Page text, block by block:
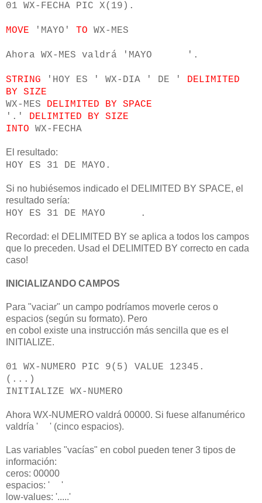
01 WX-FECHA PIC X(19).
MOVE 'MAYO' TO WX-MES
Ahora WX-MES valdrá 'MAYO '.
STRING 'HOY ES ' WX-DIA ' DE ' DELIMITED
BY SIZE
WX-MES DELIMITED BY SPACE
'.' DELIMITED BY SIZE
INTO WX-FECHA
El resultado:
HOY ES 31 DE MAYO.
Si no hubiésemos indicado el DELIMITED BY SPACE, el
resultado sería:
HOY ES 31 DE MAYO .
Recordad: el DELIMITED BY se aplica a todos los campos
que lo preceden. Usad el DELIMITED BY correcto en cada
caso!
INICIALIZANDO CAMPOS
Para "vaciar" un campo podríamos moverle ceros o
espacios (según su formato). Pero
en cobol existe una instrucción más sencilla que es el
INITIALIZE.
01 WX-NUMERO PIC 9(5) VALUE 12345.
(...)
INITIALIZE WX-NUMERO
Ahora WX-NUMERO valdrá 00000. Si fuese alfanumérico
valdría ' ' (cinco espacios).
Las variables "vacías" en cobol pueden tener 3 tipos de
información:
ceros: 00000
espacios: ' '
low-values: '.....'